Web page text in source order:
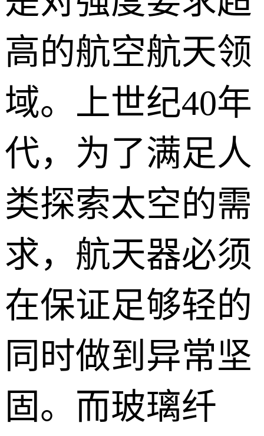
高的航空航天领
域。上世纪40年
代，为了满足人
类探索太空的需
求，航天器必须
在保证足够轻的
同时做到异常坚
固。而玻璃纤